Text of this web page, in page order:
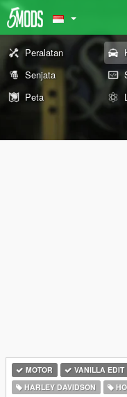
Peralatan
Senjata
Peta
MOTOR VANILLA EDIT
HARLEY DAVIDSON